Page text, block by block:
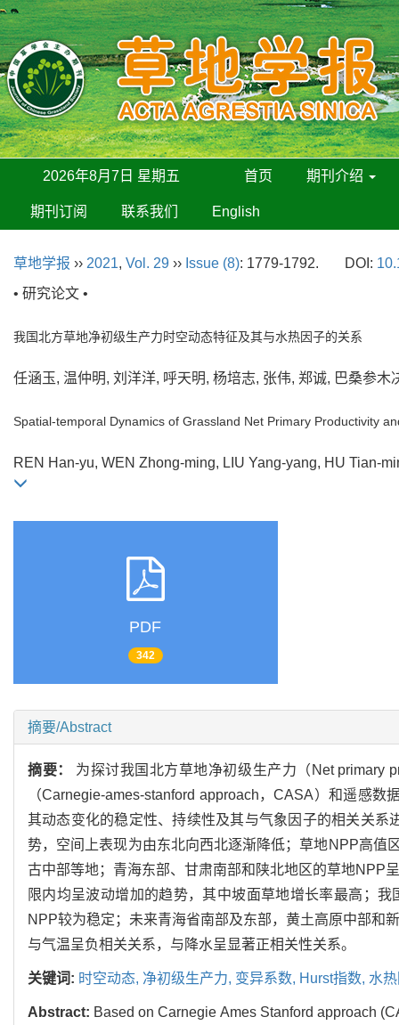
2026年8月7日 星期五 首页 期刊介绍
期刊订阅 联系我们 English
草地学报 ›› 2021, Vol. 29 ›› Issue (8): 1779-1792. DOI:
• 研究论文 •
我国北方草地净初级生产力时空动态特征及其与水热因子的关系
任涵玉, 温仲明, 刘洋洋, 呼天明, 杨培志, 张伟, 郑诚, 巴桑参
Spatial-temporal Dynamics of Grassland Net Primary Productivity
REN Han-yu, WEN Zhong-ming, LIU Yang-yang, HU
PDF
342
摘要/Abstract
摘要： 为探讨我国北方草地净初级生产力（Net primary
（Carnegie-ames-stanford approach，CASA）和遥感
其动态变化的稳定性、持续性及其与气象因子的相关关
势，空间上表现为由东北向西北逐渐降低；草地NPP高值
古中部等地；青海东部、甘肃南部和陕北地区的草地NPP
限内均呈波动增加的趋势，其中坡面草地增长率最高；
NPP较为稳定；未来青海省南部及东部，黄土高原中部和
与气温呈负相关关系，与降水呈显著正相关性关系。
关键词: 时空动态, 净初级生产力, 变异系数, Hurst指数, 水
Abstract: Based on Carnegie Ames Stanford approach